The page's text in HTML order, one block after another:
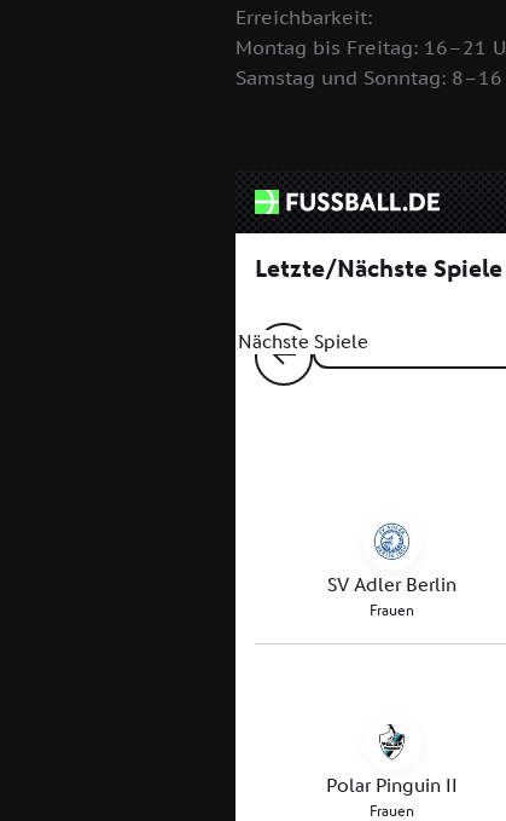
Erreichbarkeit:
Montag bis Freitag: 16–21
Samstag und Sonntag: